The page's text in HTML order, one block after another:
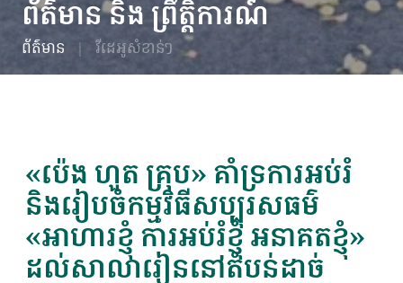
ព័ត៌មាន និង ព្រឹត្តិការណ៍
ព័ត៌មាន វីដេអូសំខាន់ៗ
«ប៉េង ហួត គ្រុប» គាំទ្រការអប់រំ
និងរៀបចំកម្មវិធីសប្បុរសធម៌
«អាហារខ្ញុំ ការអប់រំខ្ញុំ អនាគតខ្ញុំ»
ដល់សាលារៀននៅតំបន់ដាច់